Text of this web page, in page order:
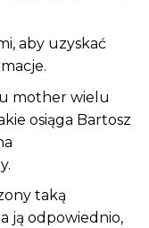
aby uzyskać
mother wielu
osiąga Bartosz
taką
ją odpowiednio,